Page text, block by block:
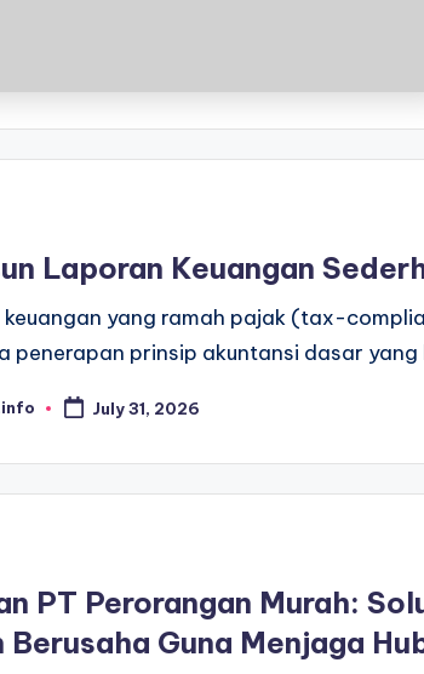
Laporan Keuangan
keuangan yang ramah pajak (tax-
penerapan prinsip akuntansi dasar
July 31, 2026
PT Perorangan Murah:
Berusaha Guna Menjaga